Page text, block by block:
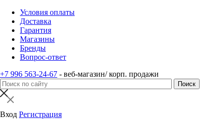
Условия оплаты
Доставка
Гарантия
Магазины
Бренды
Вопрос-ответ
+7 996 563-24-67 - веб-магазин/ корп. продажи
Вход Регистрация